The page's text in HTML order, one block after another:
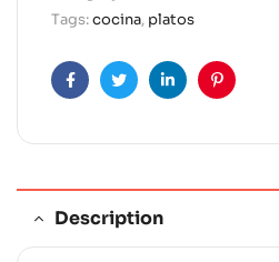
n
a
i
Tags:cocina, platos
FacebookTwitterLinkedinPinterest
Description